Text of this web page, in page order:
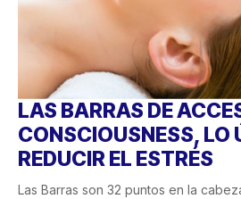
LAS BARRAS DE
CONSCIOUSNESS, LO
REDUCIR EL ESTRÉS
Las Barras son 32 puntos en la